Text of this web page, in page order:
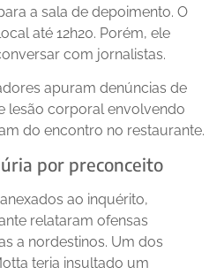
a sala de depoimento. O
até 12h20. Porém, ele
com jornalistas.
apuram denúncias de
lesão corporal envolvendo
do encontro no restaurante.
por preconceito
ao inquérito,
relataram ofensas
a nordestinos. Um dos
teria insultado um